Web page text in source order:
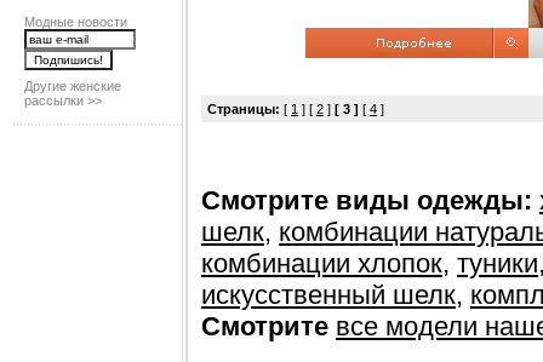
Модные новости
Другие женские
рассылки >>
Страницы: [ 1 ] [ 2 ] [ 3 ] [ 4 ]
Смотрите виды одежды:
шелк, комбинации
комбинации хлопок, туники
искусственный шелк,
Смотрите все модели